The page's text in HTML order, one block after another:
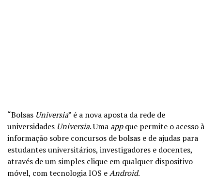
“Bolsas Universia” é a nova aposta da rede de
universidades Universia. Uma appque permite o acesso à
informação sobre concursos de bolsas e de ajudas para
estudantes universitários, investigadores e docentes,
através de um simples clique em qualquer dispositivo
móvel, com tecnologia IOS eAndroid.